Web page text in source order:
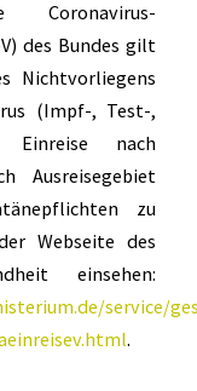
des Bundes gilt
Nichtvorliegens
(Impf-, Test-,
Einreise nach
Ausreisegebiet
zu
Webseite des
einsehen:
service/
.